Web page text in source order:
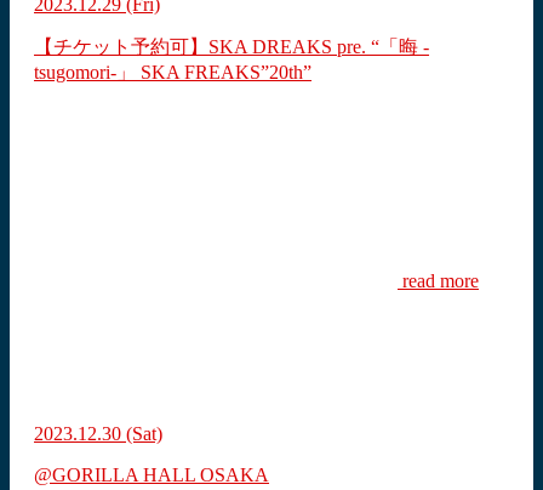
2023.12.29 (Fri)
【チケット予約可】SKA DREAKS pre. “「晦 -
tsugomori-」 SKA FREAKS”20th”
read more
2023.12.30 (Sat)
@GORILLA HALL OSAKA